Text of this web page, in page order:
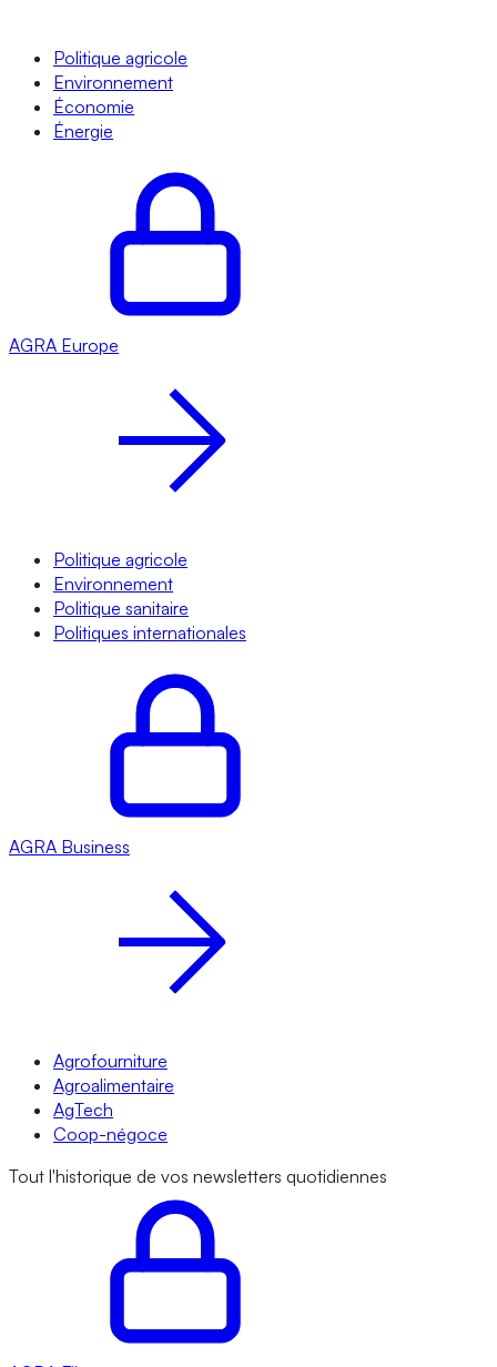
Politique agricole
Environnement
Économie
Énergie
AGRA Europe
Politique agricole
Environnement
Politique sanitaire
Politiques internationales
AGRA Business
Agrofourniture
Agroalimentaire
AgTech
Coop-négoce
Tout l'historique de vos newsletters quotidiennes